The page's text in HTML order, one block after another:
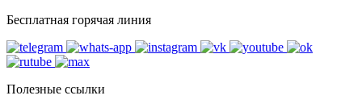
Бесплатная горячая линия
Полезные ссылки